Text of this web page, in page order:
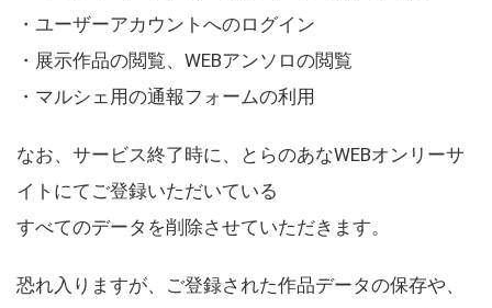
・ユーザーアカウントへのログイン
・展示作品の閲覧、WEBアンソロの閲覧
・マルシェ用の通報フォームの利用
なお、サービス終了時に、とらのあなWEBオンリーサ
イトにてご登録いただいている
すべてのデータを削除させていただきます。
恐れ入りますが、ご登録された作品データの保存や、